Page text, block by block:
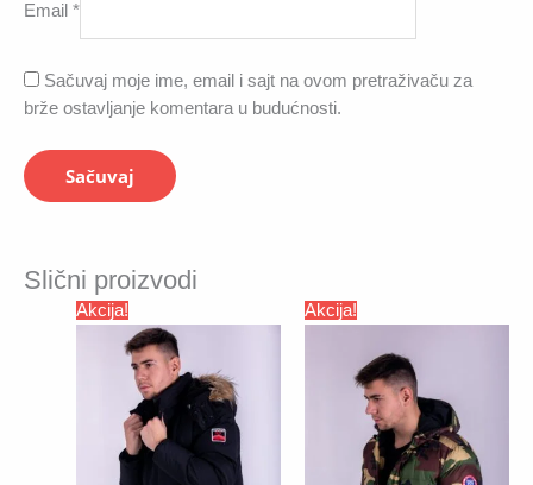
Email *
Sačuvaj moje ime, email i sajt na ovom pretraživaču za
brže ostavljanje komentara u budućnosti.
Slični proizvodi
Akcija! Akcija!